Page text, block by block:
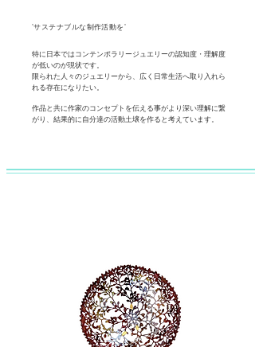
"サステナブルな制作活動を"
特に日本ではコンテンポラリージュエリーの認知度・理解度
が低いのが現状です。
限られた人々のジュエリーから、広く日常生活へ取り入れら
れる存在になりたい。
作品と共に作家のコンセプトを伝える事がより深い理解に繋
がり、結果的に自分達の活動土壌を作ると考えています。​